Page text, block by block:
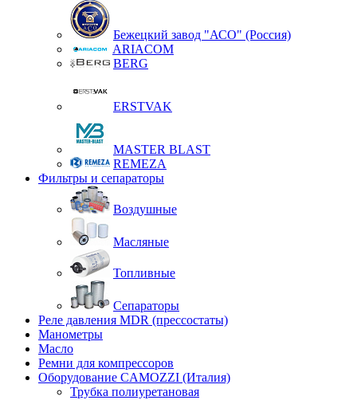
Бежецкий завод "АСО" (Россия)
ARIACOM
BERG
ERSTVAK
MASTER BLAST
REMEZA
Фильтры и сепараторы
Воздушные
Масляные
Топливные
Сепараторы
Реле давления MDR (прессостаты)
Манометры
Масло
Ремни для компрессоров
Оборудование CAMOZZI (Италия)
Трубка полиуретановая